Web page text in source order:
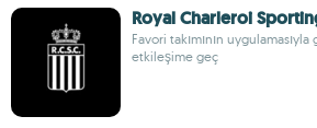
Royal Charleroi
Favori takımının
etkileşime geç